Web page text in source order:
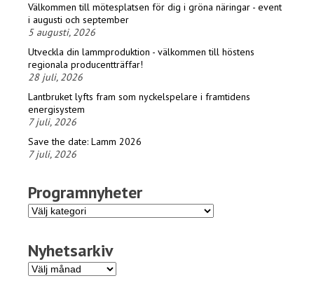
Välkommen till mötesplatsen för dig i gröna näringar - event
i augusti och september
5 augusti, 2026
Utveckla din lammproduktion - välkommen till höstens
regionala producentträffar!
28 juli, 2026
Lantbruket lyfts fram som nyckelspelare i framtidens
energisystem
7 juli, 2026
Save the date: Lamm 2026
7 juli, 2026
Programnyheter
Programnyheter
Nyhetsarkiv
Nyhetsarkiv